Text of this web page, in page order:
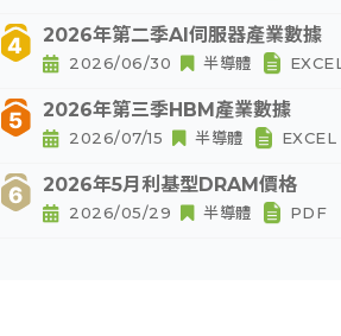
2026年第二季AI伺服器產業數據
2026/06/30 半導體 EXCEL
2026年第三季HBM產業數據
2026/07/15 半導體 EXCEL
2026年5月利基型DRAM價格
2026/05/29 半導體 PDF